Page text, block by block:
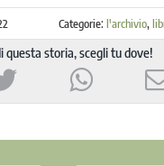
Categorie:l'archivio,
questa storia, scegli tu dove!